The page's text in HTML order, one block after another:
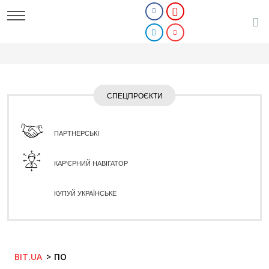
СПЕЦПРОЄКТИ
ПАРТНЕРСЬКІ
КАР'ЄРНИЙ НАВІГАТОР
КУПУЙ УКРАЇНСЬКЕ
BIT.UA ПО